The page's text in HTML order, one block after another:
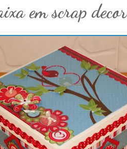
em scrap decor